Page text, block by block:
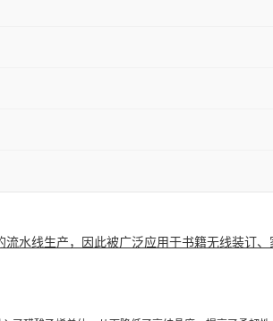
流水线生产 ，因此被广泛应用于书籍无线装订、